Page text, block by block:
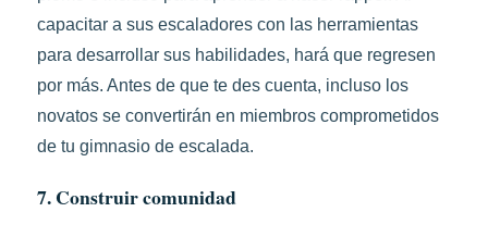
capacitar a sus escaladores con las herramientas
para desarrollar sus habilidades, hará que regresen
por más. Antes de que te des cuenta, incluso los
novatos se convertirán en miembros comprometidos
de tu gimnasio de escalada.
7. Construir comunidad